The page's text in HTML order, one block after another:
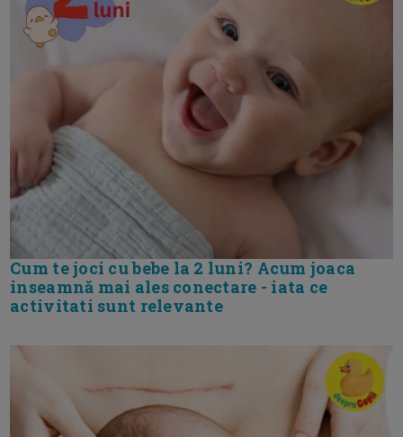
Cum te joci cu bebe la 2 luni? Acum joaca
inseamnă mai ales conectare - iata ce
activitati sunt relevante